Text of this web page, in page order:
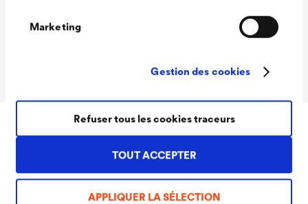
Marketing
Gestion des cookies
TOUT ACCEPTER
APPLIQUER LA SÉLECTION
Refuser tous les cookies traceurs
Cité dans le DTA du CSTB
Téléchargements